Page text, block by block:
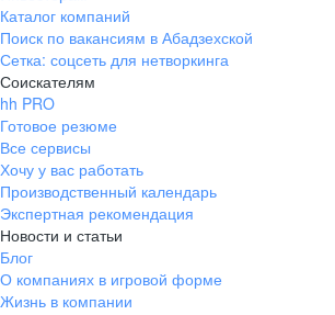
Каталог компаний
Поиск по вакансиям в Абадзехской
Сетка: соцсеть для нетворкинга
Соискателям
hh PRO
Готовое резюме
Все сервисы
Хочу у вас работать
Производственный календарь
Экспертная рекомендация
Новости и статьи
Блог
О компаниях в игровой форме
Жизнь в компании